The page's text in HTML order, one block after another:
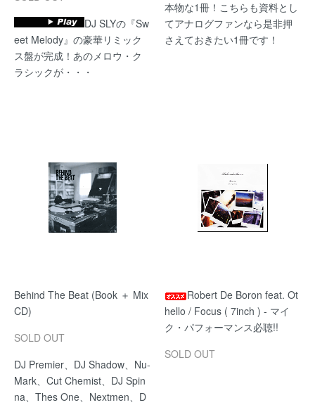
DJ SLYの『Sw
eet Melody』の豪華リミック
ス盤が完成！あのメロウ・ク
ラシックが・・・
本物な1冊！こちらも資料とし
てアナログファンなら是非押
さえておきたい1冊です！
Behind The Beat (Book ＋ Mix
CD)
SOLD OUT
DJ Premier、DJ Shadow、Nu-
Mark、Cut Chemist、DJ Spin
na、Thes One、Nextmen、D
Robert De Boron feat. Ot
hello / Focus ( 7inch ) - マイ
ク・パフォーマンス必聴!!
SOLD OUT